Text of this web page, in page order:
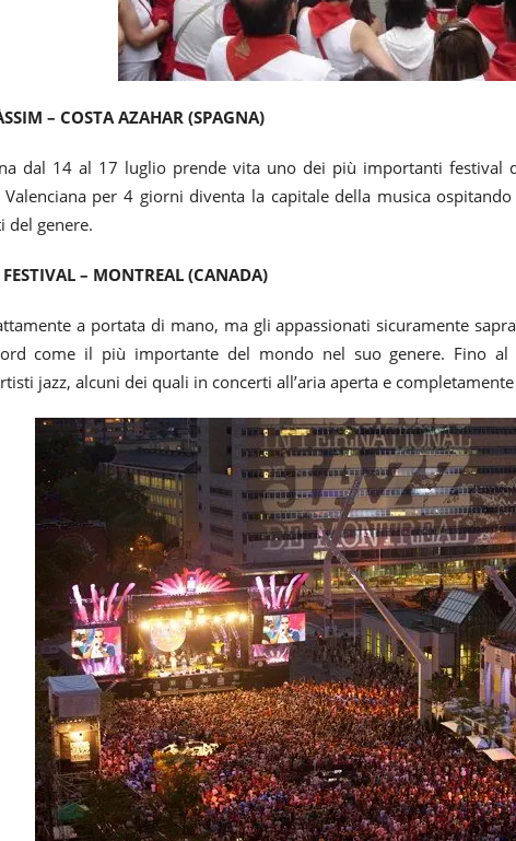
– COSTA AZAHAR (SPAGNA)
dal 14 al 17 luglio prende vita uno dei più importanti
per 4 giorni diventa la capitale della musica
del genere.
– MONTREAL (CANADA)
a portata di mano, ma gli appassionati sicuramente
come il più importante del mondo nel suo genere. Fino
jazz, alcuni dei quali in concerti all’aria aperta e